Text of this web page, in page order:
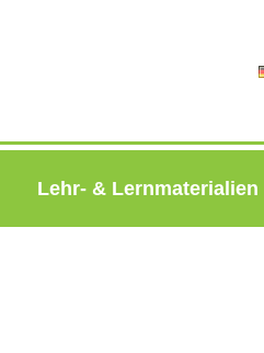
Lehr- & Lernmaterialien